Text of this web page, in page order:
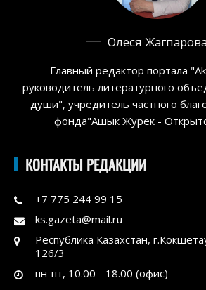
Олеся
Главный редактор портала
руководитель литературного
души", учредитель частного
фонда"Ашык Журек -
КОНТАКТЫ РЕДАКЦИИ
+7 775 244 99 15
ks.gazeta@mail.ru
Республика Казахстан,
126/3
пн-пт, 10.00 - 18.00 (офис)